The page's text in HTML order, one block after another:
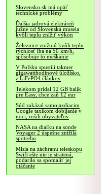
Slovensko.sk má opäť
technické problémy
Ďalšia jadrová elektráreň
južne od Slovenska musela
kvôli teplu znížiť výkon
Železnice znižujú kvôli teplu
rýchlosť iba na 50 km/h,
spôsobuje to meškanie
V Poľsku spustili takmer
gigawatthodinové úložisko,
z LiFePO4 článkov
Telekom pridal 12 GB balík
pre Easy, chce zaň 12 eur
Súd zakázal samojazdiacim
Google taxíkom dobíjanie v
noci, rušili obyvateľov
NASA na diaľku na sonde
Voyager 2 úspešne znížila
spotrebu
Misia na záchranu teleskopu
Swift ešte nie je stratená,
podarilo sa spomaliť jej
otáčanie